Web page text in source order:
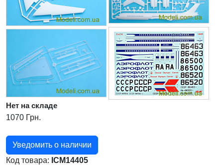
Нет на складе
1070 Грн.
Уведомить о наличии
Код товара: ICM14405